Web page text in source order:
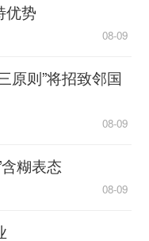
优势
08-09
原则”将招致邻国
08-09
糊表态
08-09